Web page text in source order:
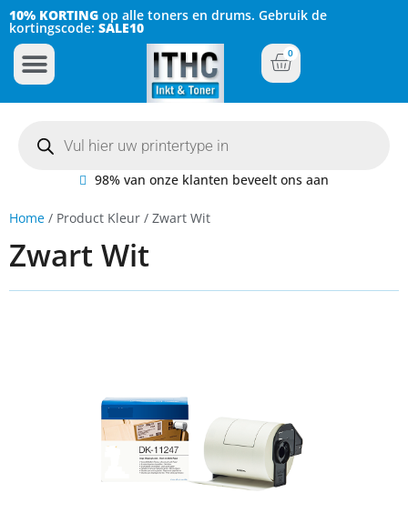
10% KORTING op alle toners en drums. Gebruik de
kortingscode: SALE10
0
98% van onze klanten beveelt ons aan
Home / Product Kleur / Zwart Wit
Zwart Wit